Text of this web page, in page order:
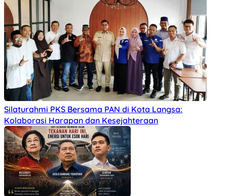
Silaturahmi PKS Bersama PAN di Kota Langsa:
Kolaborasi Harapan dan Kesejahteraan